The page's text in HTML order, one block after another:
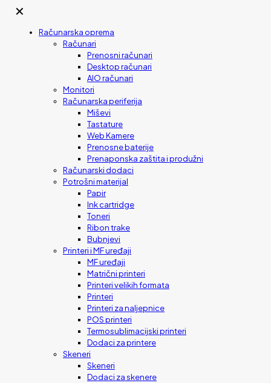
✕
Računarska oprema
Računari
Prenosni računari
Desktop računari
AIO računari
Monitori
Računarska periferija
Miševi
Tastature
Web Kamere
Prenosne baterije
Prenaponska zaštita i produžni
Računarski dodaci
Potrošni materijal
Papir
Ink cartridge
Toneri
Ribon trake
Bubnjevi
Printeri i MF uređaji
MF uređaji
Matrični printeri
Printeri velikih formata
Printeri
Printeri za naljepnice
POS printeri
Termosublimacijski printeri
Dodaci za printere
Skeneri
Skeneri
Dodaci za skenere